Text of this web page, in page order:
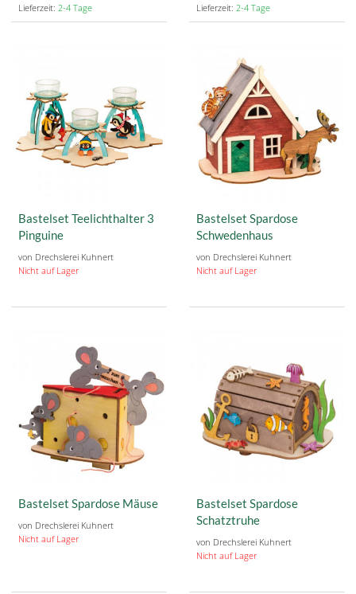
Lieferzeit: 2-4 Tage Lieferzeit: 2-4 Tage
Bastelset Teelichthalter 3
Pinguine
von Drechslerei Kuhnert
Nicht auf Lager
Bastelset Spardose
Schwedenhaus
von Drechslerei Kuhnert
Nicht auf Lager
Bastelset Spardose Mäuse
von Drechslerei Kuhnert
Nicht auf Lager
Bastelset Spardose
Schatztruhe
von Drechslerei Kuhnert
Nicht auf Lager